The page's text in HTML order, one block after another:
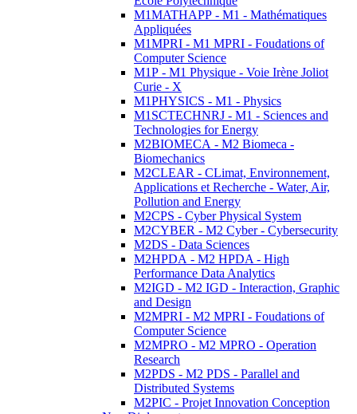
M1MATHAPP - M1 - Mathématiques
Appliquées
M1MPRI - M1 MPRI - Foudations of
Computer Science
M1P - M1 Physique - Voie Irène Joliot
Curie - X
M1PHYSICS - M1 - Physics
M1SCTECHNRJ - M1 - Sciences and
Technologies for Energy
M2BIOMECA - M2 Biomeca -
Biomechanics
M2CLEAR - CLimat, Environnement,
Applications et Recherche - Water, Air,
Pollution and Energy
M2CPS - Cyber Physical System
M2CYBER - M2 Cyber - Cybersecurity
M2DS - Data Sciences
M2HPDA - M2 HPDA - High
Performance Data Analytics
M2IGD - M2 IGD - Interaction, Graphic
and Design
M2MPRI - M2 MPRI - Foudations of
Computer Science
M2MPRO - M2 MPRO - Operation
Research
M2PDS - M2 PDS - Parallel and
Distributed Systems
M2PIC - Projet Innovation Conception